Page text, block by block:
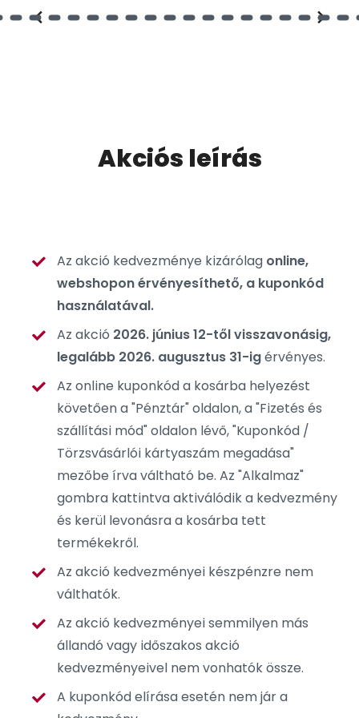
Akciós leírás
Az akció kedvezménye kizárólag online,
webshopon érvényesíthető, a kuponkód
használatával.
Az akció 2026. június 12-től visszavonásig,
legalább 2026. augusztus 31-igérvényes.
Az online kuponkód a kosárba helyezést
követően a "Pénztár" oldalon, a "Fizetés és
szállítási mód" oldalon lévő, "Kuponkód /
Törzsvásárlói kártyaszám megadása"
mezőbe írva váltható be. Az "Alkalmaz"
gombra kattintva aktiválódik a kedvezmény
és kerül levonásra a kosárba tett
termékekről.
Az akció kedvezményei készpénzre nem
válthatók.
Az akció kedvezményei semmilyen más
állandó vagy időszakos akció
kedvezményeivel nem vonhatók össze.
A kuponkód elírása esetén nem jár a